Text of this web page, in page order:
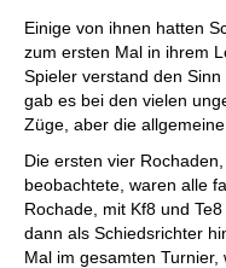
Einige von ihnen hatten
zum ersten Mal in ihrem
Spieler verstand den
gab es bei den vielen
Züge, aber die
Die ersten vier
beobachtete, waren alle
Rochade, mit Kf8 und
dann als Schiedsrichter
Mal im gesamten